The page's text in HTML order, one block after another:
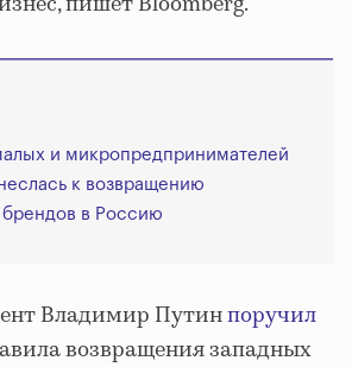
и микропредпринимателей
к возвращению
в Россию
Владимир Путинпоручил
возвращения западных